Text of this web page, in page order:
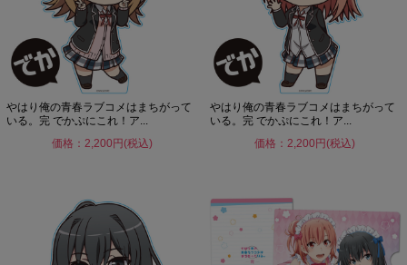
やはり俺の青春ラブコメはまちがって
いる。完 でかぷにこれ！ア...
価格：2,200円(税込)
やはり俺の青春ラブコメはまちがって
いる。完 でかぷにこれ！ア...
価格：2,200円(税込)